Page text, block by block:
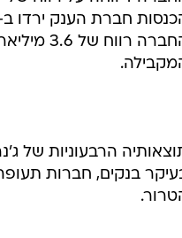
הרבעוניות של
בנקים, חברות תעופה